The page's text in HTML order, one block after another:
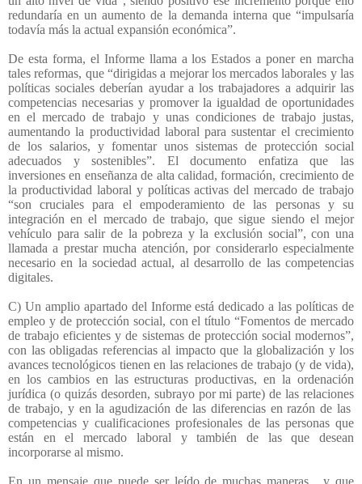
redundaría en un aumento de la demanda interna que “impulsaría
todavía más la actual expansión económica”.
De esta forma, el Informe llama a los Estados a poner en marcha
tales reformas, que “dirigidas a mejorar los mercados laborales y las
políticas sociales deberían ayudar a los trabajadores a adquirir las
competencias necesarias y promover la igualdad de oportunidades
en el mercado de trabajo y unas condiciones de trabajo justas,
aumentando la productividad laboral para sustentar el crecimiento
de los salarios, y fomentar unos sistemas de protección social
adecuados y sostenibles”. El documento enfatiza que las
inversiones en enseñanza de alta calidad, formación, crecimiento de
la productividad laboral y políticas activas del mercado de trabajo
“son cruciales para el empoderamiento de las personas y su
integración en el mercado de trabajo, que sigue siendo el mejor
vehículo para salir de la pobreza y la exclusión social”, con una
llamada a prestar mucha atención, por considerarlo especialmente
necesario en la sociedad actual, al desarrollo de las competencias
digitales.
C) Un amplio apartado del Informe está dedicado a las políticas de
empleo y de protección social, con el título “Fomentos de mercado
de trabajo eficientes y de sistemas de protección social modernos”,
con las obligadas referencias al impacto que la globalización y los
avances tecnológicos tienen en las relaciones de trabajo (y de vida),
en los cambios en las estructuras productivas, en la ordenación
jurídica (o quizás desorden, subrayo por mi parte) de las relaciones
de trabajo, y en la agudización de las diferencias en razón de las
competencias y cualificaciones profesionales de las personas que
están en el mercado laboral y también de las que desean
incorporarse al mismo.
En un mensaje que puede ser leído de muchas maneras, y que